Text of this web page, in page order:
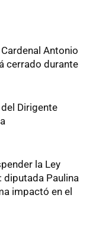
Antonio
cerrado durante
Dirigente
la Ley
diputada Paulina
impactó en el